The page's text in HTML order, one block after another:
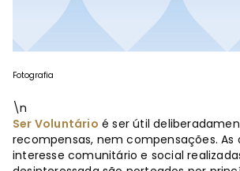
Fotografia
\n
Ser Voluntário é ser útil
recompensas, nem compensações. As
interesse comunitário e social